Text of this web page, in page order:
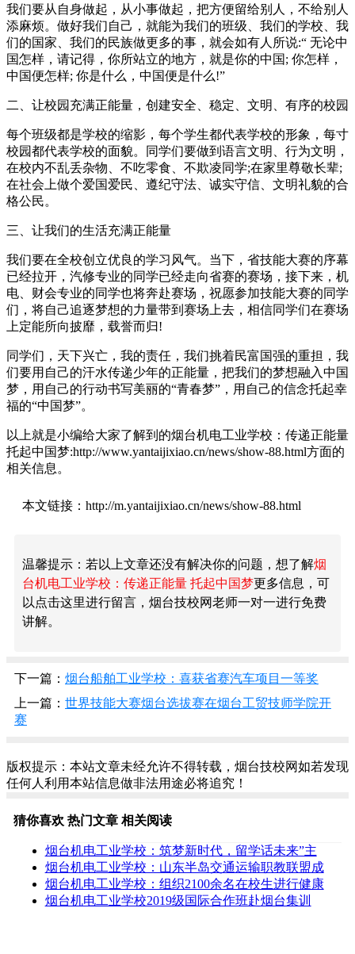
我们要从自身做起，从小事做起，把方便留给别人，不给别人
添麻烦。做好我们自己，就能为我们的班级、我们的学校、我
们的国家、我们的民族做更多的事，就会如有人所说:“ 无论中
国怎样，请记得，你所站立的地方，就是你的中国; 你怎样，
中国便怎样; 你是什么，中国便是什么!”
二、让校园充满正能量，创建安全、稳定、文明、有序的校园
每个班级都是学校的缩影，每个学生都代表学校的形象，每寸
校园都代表学校的面貌。同学们要做到语言文明、行为文明，
在校内不乱丢杂物、不吃零食、不欺凌同学;在家里尊敬长辈;
在社会上做个爱国爱民、遵纪守法、诚实守信、文明礼貌的合
格公民。
三、让我们的生活充满正能量
我们要在全校创立优良的学习风气。当下，省技能大赛的序幕
已经拉开，汽修专业的同学已经走向省赛的赛场，接下来，机
电、财会专业的同学也将奔赴赛场，祝愿参加技能大赛的同学
们，将自己追逐梦想的力量带到赛场上去，相信同学们在赛场
上定能所向披靡，载誉而归!
同学们，天下兴亡，我的责任，我们挑着民富国强的重担，我
们要用自己的汗水传递少年的正能量，把我们的梦想融入中国
梦，用自己的行动书写美丽的“青春梦”，用自己的信念托起幸
福的“中国梦”。
以上就是小编给大家了解到的烟台机电工业学校：传递正能量
托起中国梦:http://www.yantaijixiao.cn/news/show-88.html方面的
相关信息。
本文链接：http://m.yantaijixiao.cn/news/show-88.html
温馨提示：若以上文章还没有解决你的问题，想了解烟
台机电工业学校：传递正能量 托起中国梦更多信息，可
以点击这里进行留言，烟台技校网老师一对一进行免费
讲解。
下一篇： 烟台船舶工业学校：喜获省赛汽车项目一等奖
上一篇： 世界技能大赛烟台选拔赛在烟台工贸技师学院开
赛
版权提示：本站文章未经允许不得转载，烟台技校网如若发现
任何人利用本站信息做非法用途必将追究！
猜你喜欢 热门文章 相关阅读
烟台机电工业学校：筑梦新时代，留学话未来”主
烟台机电工业学校：山东半岛交通运输职教联盟成
烟台机电工业学校：组织2100余名在校生进行健康
烟台机电工业学校2019级国际合作班赴烟台集训